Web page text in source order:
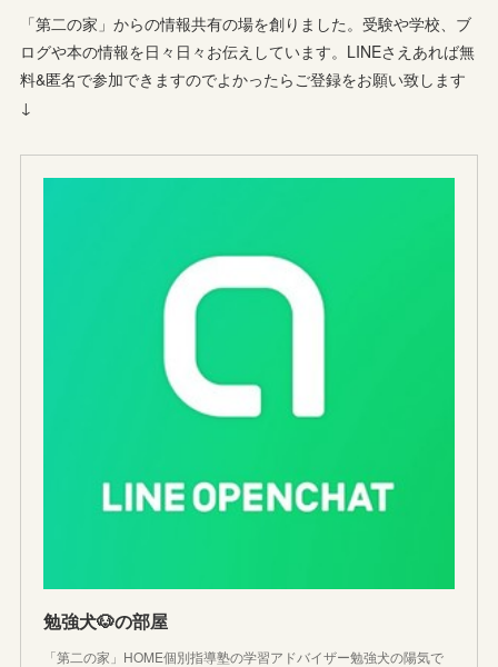
「第二の家」からの情報共有の場を創りました。受験や学校、ブ
ログや本の情報を日々日々お伝えしています。LINEさえあれば無
料&匿名で参加できますのでよかったらご登録をお願い致します
↓
勉強犬🐶の部屋
「第二の家」HOME個別指導塾の学習アドバイザー勉強犬の陽気で